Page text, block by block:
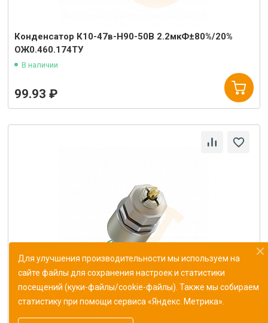
Конденсатор К10-47в-Н90-50В 2.2мкФ±80%/20%
ОЖ0.460.174ТУ
В наличии
99.93 ₽
Резистор переменный СП5-20ВА-2 10кОм±10%
ОЖ0.468.540 ТУ
Для улучшения производительности мы используем на
сайте файлы для сохранения настроек и статистики
посещений (куки-файлы/cookie-файлы). Также мы собираем
статистику при помощи сервиса «Яндекс. Метрика».